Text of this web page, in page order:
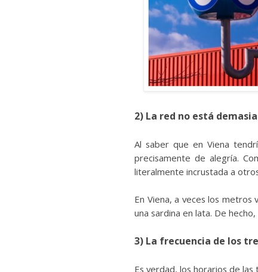
2) La red no está
Al saber que en Viena
precisamente de alegría.
literalmente incrustada a
En Viena, a veces los
una sardina en lata. De
3) La frecuencia de los
Es verdad, los horarios de